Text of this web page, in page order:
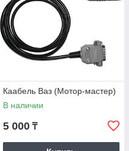
Каабель Ваз (Мотор-мастер)
В наличии
5 000 ₸